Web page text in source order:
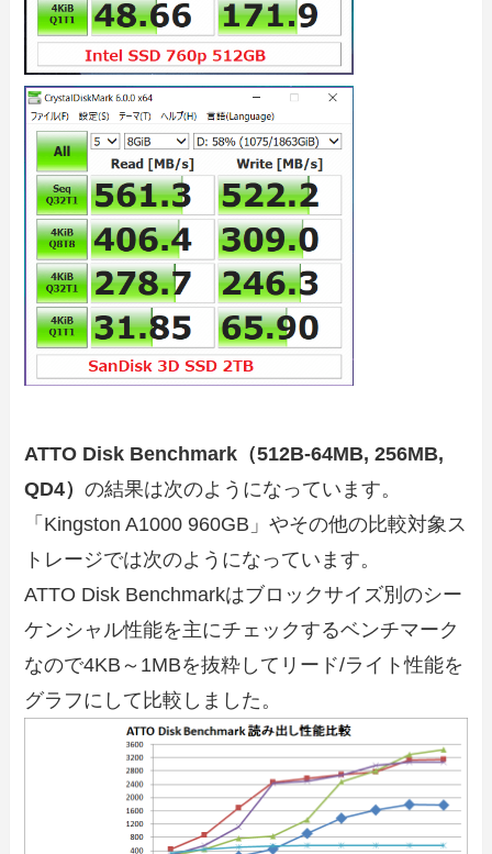
ATTO Disk Benchmark（512B-64MB, 256MB,
QD4）の結果は次のようになっています。
「Kingston A1000 960GB」やその他の比較対象ス
トレージでは次のようになっています。
ATTO Disk Benchmarkはブロックサイズ別のシー
ケンシャル性能を主にチェックするベンチマーク
なので4KB～1MBを抜粋してリード/ライト性能を
グラフにして比較しました。